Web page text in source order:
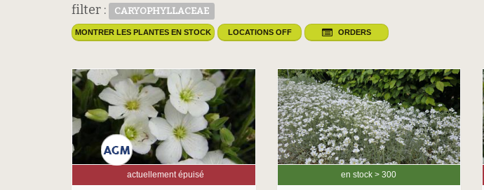
filter : CARYOPHYLLACEAE
MONTRER LES PLANTES EN STOCK LOCATIONS OFF ORDERS
actuellement épuisé en stock > 300